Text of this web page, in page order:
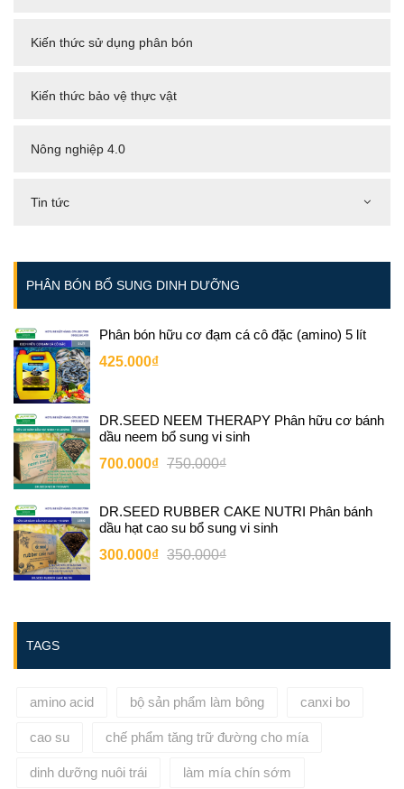
Kiến thức sử dụng phân bón
Kiến thức bảo vệ thực vật
Nông nghiệp 4.0
Tin tức
PHÂN BÓN BỔ SUNG DINH DƯỠNG
Phân bón hữu cơ đạm cá cô đặc (amino) 5 lít
425.000₫
DR.SEED NEEM THERAPY Phân hữu cơ bánh
dầu neem bổ sung vi sinh
700.000₫ 750.000₫
DR.SEED RUBBER CAKE NUTRI Phân bánh
dầu hạt cao su bổ sung vi sinh
300.000₫ 350.000₫
TAGS
amino acid bộ sản phẩm làm bông canxi bo
cao su chế phẩm tăng trữ đường cho mía
dinh dưỡng nuôi trái làm mía chín sớm